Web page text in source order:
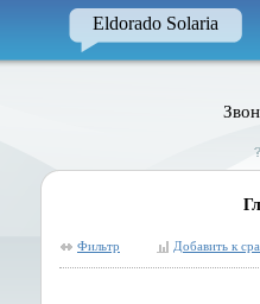
Eldorado Solaria
Фильтр Добавить к